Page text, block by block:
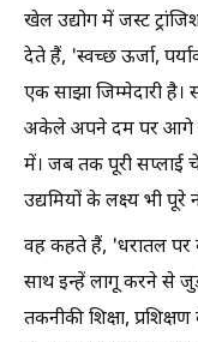
खेल उद्योग में जस्ट
देते हैं, 'स्वच्छ ऊर्जा,
एक साझा जिम्मेदारी
अकेले अपने दम पर आगे
में। जब तक पूरी सप्लाई
उद्यमियों के लक्ष्य भी पूरे
वह कहते हैं, 'धरातल
साथ इन्हें लागू करने से
तकनीकी शिक्षा,